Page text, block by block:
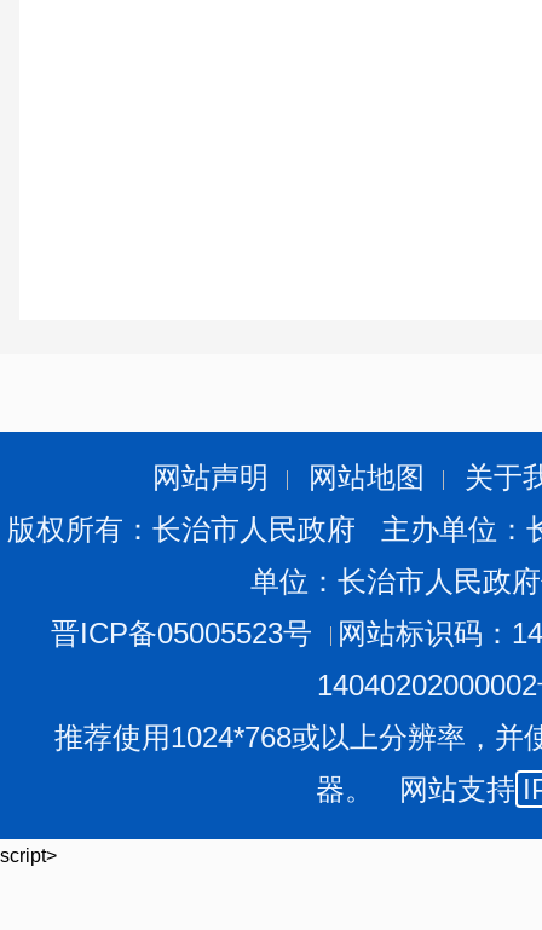
网站声明 网站地图
关于
版权所有：长治市人民政府 主办单位
单位：长治市人民政
晋ICP备05005523号
网站标识码：
推荐使用1024*768或以上分辨率，并
器。 网站支持
script>